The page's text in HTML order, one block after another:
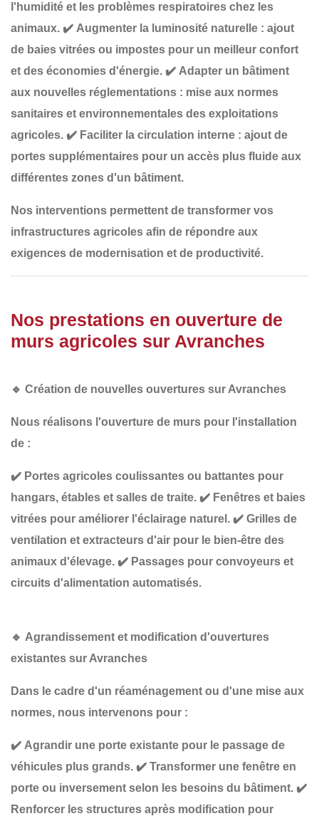
l'humidité et les problèmes respiratoires chez les
animaux. ✔️ Augmenter la luminosité naturelle : ajout
de baies vitrées ou impostes pour un meilleur confort
et des économies d'énergie. ✔️ Adapter un bâtiment
aux nouvelles réglementations : mise aux normes
sanitaires et environnementales des exploitations
agricoles. ✔️ Faciliter la circulation interne : ajout de
portes supplémentaires pour un accès plus fluide aux
différentes zones d'un bâtiment.
Nos interventions permettent de transformer vos
infrastructures agricoles afin de répondre aux
exigences de modernisation et de productivité.
Nos prestations en ouverture de
murs agricoles sur Avranches
🔹 Création de nouvelles ouvertures sur Avranches
Nous réalisons l'ouverture de murs pour l'installation
de :
✔️ Portes agricoles coulissantes ou battantes pour
hangars, étables et salles de traite. ✔️ Fenêtres et baies
vitrées pour améliorer l'éclairage naturel. ✔️ Grilles de
ventilation et extracteurs d'air pour le bien-être des
animaux d'élevage. ✔️ Passages pour convoyeurs et
circuits d'alimentation automatisés.
🔹 Agrandissement et modification d'ouvertures
existantes sur Avranches
Dans le cadre d'un réaménagement ou d'une mise aux
normes, nous intervenons pour :
✔️ Agrandir une porte existante pour le passage de
véhicules plus grands. ✔️ Transformer une fenêtre en
porte ou inversement selon les besoins du bâtiment. ✔️
Renforcer les structures après modification pour